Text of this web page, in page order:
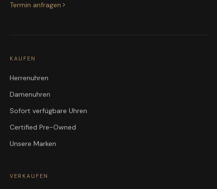
Termin anfragen
KAUFEN
Herrenuhren
Damenuhren
Sofort verfügbare Uhren
Certified Pre-Owned
Unsere Marken
VERKAUFEN